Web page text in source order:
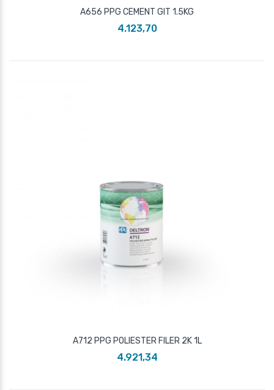
A656 PPG CEMENT GIT 1.5KG
4.123,70
A712 PPG POLIESTER FILER 2K 1L
4.921,34